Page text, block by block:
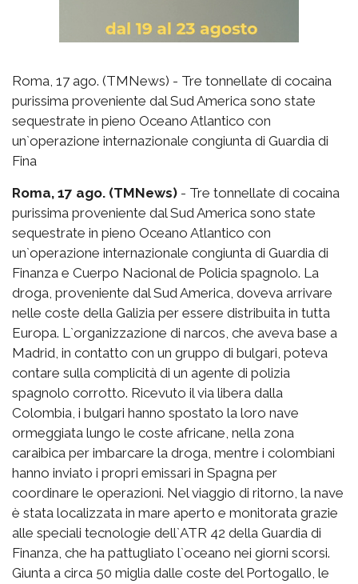
Roma, 17 ago. (TMNews) - Tre tonnellate di cocaina
purissima proveniente dal Sud America sono state
sequestrate in pieno Oceano Atlantico con
un`operazione internazionale congiunta di Guardia di
Fina
Roma, 17 ago. (TMNews) - Tre tonnellate di cocaina
purissima proveniente dal Sud America sono state
sequestrate in pieno Oceano Atlantico con
un`operazione internazionale congiunta di Guardia di
Finanza e Cuerpo Nacional de Policia spagnolo. La
droga, proveniente dal Sud America, doveva arrivare
nelle coste della Galizia per essere distribuita in tutta
Europa. L`organizzazione di narcos, che aveva base a
Madrid, in contatto con un gruppo di bulgari, poteva
contare sulla complicità di un agente di polizia
spagnolo corrotto. Ricevuto il via libera dalla
Colombia, i bulgari hanno spostato la loro nave
ormeggiata lungo le coste africane, nella zona
caraibica per imbarcare la droga, mentre i colombiani
hanno inviato i propri emissari in Spagna per
coordinare le operazioni. Nel viaggio di ritorno, la nave
è stata localizzata in mare aperto e monitorata grazie
alle speciali tecnologie dell`ATR 42 della Guardia di
Finanza, che ha pattugliato l`oceano nei giorni scorsi.
Giunta a circa 50 miglia dalle coste del Portogallo, le